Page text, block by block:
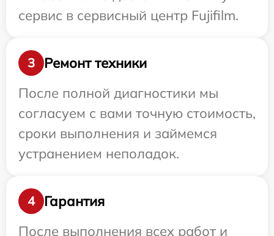
сервис в сервисный центр Fujifilm.
3
Ремонт техники
После полной диагностики мы
согласуем с вами точную стоимость,
сроки выполнения и займемся
устранением неполадок.
4
Гарантия
После выполнения всех работ и